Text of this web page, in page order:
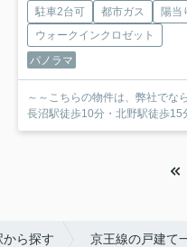
駐車2台可 都市ガス 陽当
ウォークインクロゼット
パノラマ
～～こちらの物件は、弊社でな
長沼駅徒歩10分・北野駅徒歩15
ら探す 京王線の戸建て